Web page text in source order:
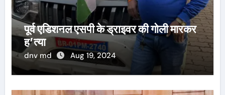
पूर्व एडिशनल एसपी के ड्राइवर की गोली मारकर
ह’त्या
dnv md Aug 19, 2024